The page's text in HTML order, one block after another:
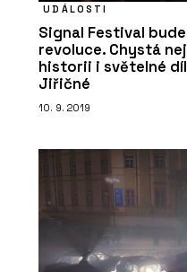
UDÁLOSTI
Signal Festival
revoluce. Chystá
historii i světelné
Jiřičné
10. 9. 2019